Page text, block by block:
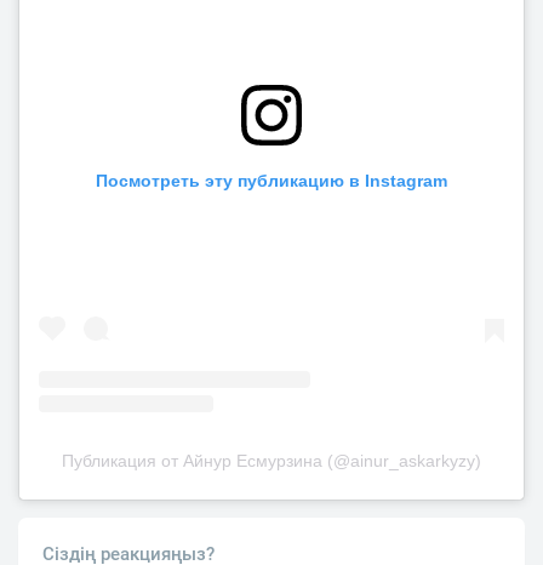
Посмотреть эту публикацию в Instagram
Публикация от Айнур Есмурзина (@ainur_askarkyzy)
Сіздің реакцияңыз?